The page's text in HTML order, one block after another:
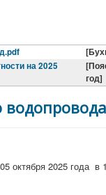
на 2025
год]
октября 2025 года в